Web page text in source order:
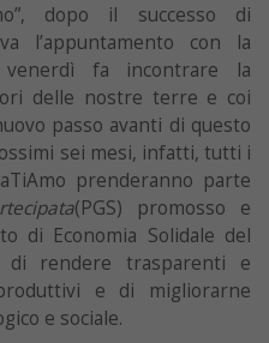
dopo il successo di
l’appuntamento con la
venerdì fa incontrare la
delle nostre terre e coi
passo avanti di questo
sei mesi, infatti, tutti i
prenderanno parte
(PGS) promosso e
di Economia Solidale del
di rendere trasparenti e
e di migliorarne
e sociale.